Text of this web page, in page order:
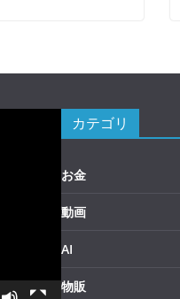
カテゴリ
お金
動画
AI
物販